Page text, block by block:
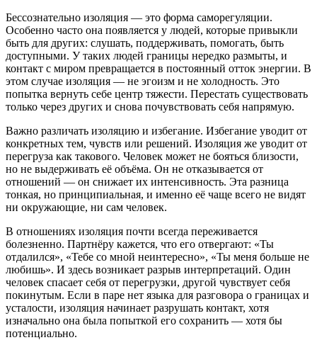
Бессознательно изоляция — это форма саморегуляции.
Особенно часто она появляется у людей, которые привыкли
быть для других: слушать, поддерживать, помогать, быть
доступными. У таких людей границы нередко размыты, и
контакт с миром превращается в постоянный отток энергии. В
этом случае изоляция — не эгоизм и не холодность. Это
попытка вернуть себе центр тяжести. Перестать существовать
только через других и снова почувствовать себя напрямую.
Важно различать изоляцию и избегание. Избегание уводит от
конкретных тем, чувств или решений. Изоляция же уводит от
перегруза как такового. Человек может не бояться близости,
но не выдерживать её объёма. Он не отказывается от
отношений — он снижает их интенсивность. Эта разница
тонкая, но принципиальная, и именно её чаще всего не видят
ни окружающие, ни сам человек.
В отношениях изоляция почти всегда переживается
болезненно. Партнёру кажется, что его отвергают: «Ты
отдалился», «Тебе со мной неинтересно», «Ты меня больше не
любишь». И здесь возникает разрыв интерпретаций. Один
человек спасает себя от перегрузки, другой чувствует себя
покинутым. Если в паре нет языка для разговора о границах и
усталости, изоляция начинает разрушать контакт, хотя
изначально она была попыткой его сохранить — хотя бы
потенциально.